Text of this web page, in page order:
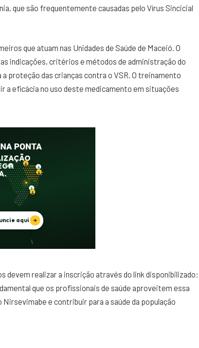
que são frequentemente causadas pelo Vírus Sincicial
que atuam nas Unidades de Saúde de Maceió. O
indicações, critérios e métodos de administração do
proteção das crianças contra o VSR. O treinamento
a eficácia no uso deste medicamento em situações
devem realizar a inscrição através do link disponibilizado:
que os profissionais de saúde aproveitem essa
e contribuir para a saúde da população